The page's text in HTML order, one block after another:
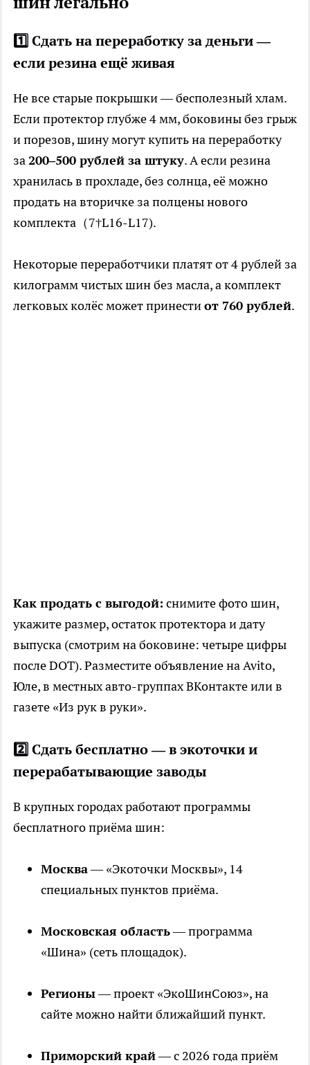
1️⃣ Сдать на переработку за деньги —
если резина ещё живая
Не все старые покрышки — бесполезный хлам.
Если протектор глубже 4 мм, боковины без грыж
и порезов, шину могут купить на переработку
за200–500 рублей за штуку. А если резина
хранилась в прохладе, без солнца, её можно
продать на вторичке за полцены нового
комплекта（7†L16-L17).
Некоторые переработчики платят от 4 рублей за
килограмм чистых шин без масла, а комплект
легковых колёс может принестиот 760 рублей.
Как продать с выгодой: снимите фото шин,
укажите размер, остаток протектора и дату
выпуска (смотрим на боковине: четыре цифры
после DOT). Разместите объявление на Avito,
Юле, в местных авто-группах ВКонтакте или в
газете «Из рук в руки».
2️⃣ Сдать бесплатно — в экоточки и
перерабатывающие заводы
В крупных городах работают программы
бесплатного приёма шин:
Москва— «Экоточки Москвы», 14
специальных пунктов приёма.
Московская область— программа
«Шина» (сеть площадок).
Регионы— проект «ЭкоШинСоюз», на
сайте можно найти ближайший пункт.
Приморский край— с 2026 года приём